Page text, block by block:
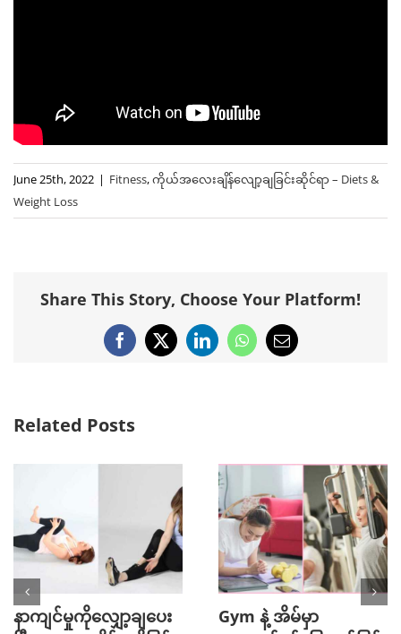
June 25th, 2022 | Fitness,ကိုယ်အလေးချိန်လျော့ချခြင်းဆိုင်ရာ – Diets &
Weight Loss
Share This Story, Choose Your Platform!
Facebook
X LinkedInWhatsApp
Email
Related Posts
ျင်မှုကိုလျှော့ချပေး
Gym နဲ့ အိမ်မှာ